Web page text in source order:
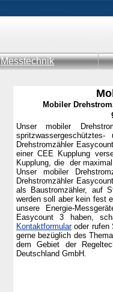
Messtechnik
Mobiler
Unser mobiler
Drehstromzähler
einer CEE Kupplung
Kupplung, die der
Unser mobiler
Drehstromzähler
als Baustromzähler, auf
werden soll aber kein fest
unsere Energie-
Easycount 3 haben,
Kontaktformularoder rufen
gerne bezüglich des
dem Gebiet der
Deutschland GmbH.